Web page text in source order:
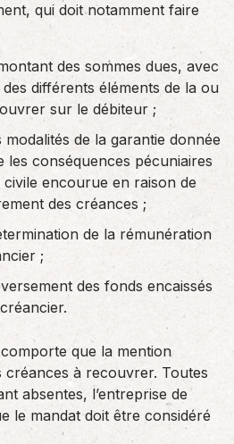
qui doit notamment faire
des sommes dues, avec
des différents éléments de la ou
sur le débiteur ;
de la garantie donnée
conséquences pécuniaires
encourue en raison de
des créances ;
de la rémunération
;
des fonds encaissés
que la mention
créances à recouvrer. Toutes
absentes, l’entreprise de
le mandat doit être considéré